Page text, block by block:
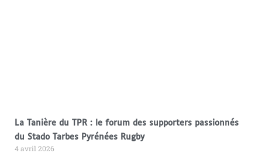
La Tanière du TPR : le forum des supporters passionnés
du Stado Tarbes Pyrénées Rugby
4 avril 2026